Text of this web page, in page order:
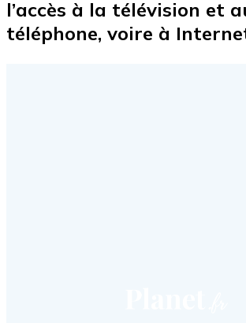
l’accès à la télévision et
téléphone, voire à